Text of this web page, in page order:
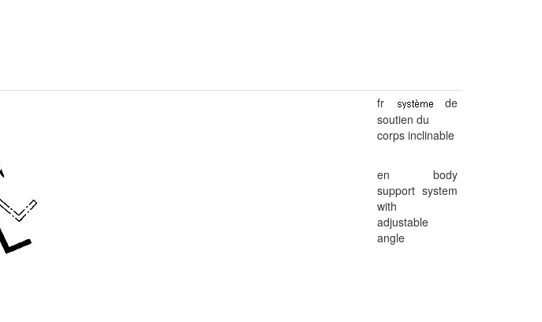
fr
de
soutien du
corps inclinable
en body
support system
with
adjustable
angle